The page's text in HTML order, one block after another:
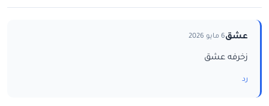
عشق6 مايو 2026
زخرفه عشق
رد